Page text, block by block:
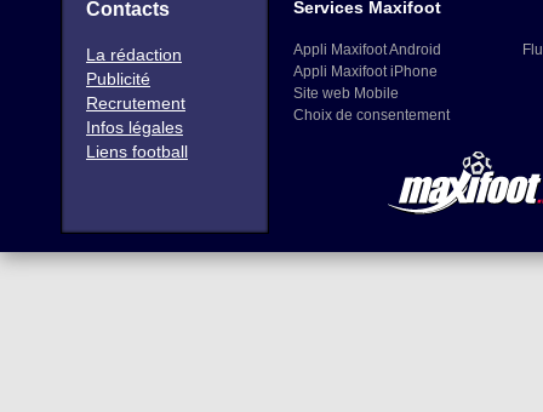
Contacts
La rédaction
Publicité
Recrutement
Infos légales
Liens football
Services Maxifoot
Appli Maxifoot Android
Appli Maxifoot iPhone
Site web Mobile
Choix de consentement